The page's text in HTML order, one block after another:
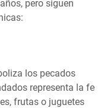
pero siguen
los pecados
representa la fe
frutas o juguetes